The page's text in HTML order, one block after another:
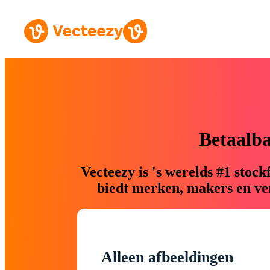
Vecteezy is 's werelds #1
biedt merken, makers en
Alleen afbeeldingen